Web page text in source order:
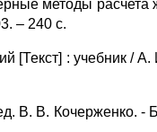
методы расчета
– 240 с.
[Текст] : учебник /
В. В. Кочерженко.